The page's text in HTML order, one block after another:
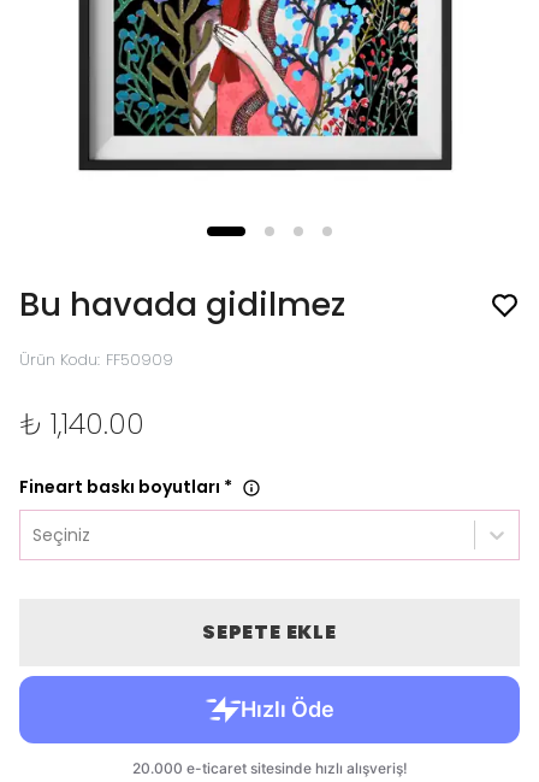
Bu havada gidilmez
Ürün Kodu: FF50909
₺ 1,140.00
Fineart baskı boyutları *
Seçiniz
SEPETE EKLE